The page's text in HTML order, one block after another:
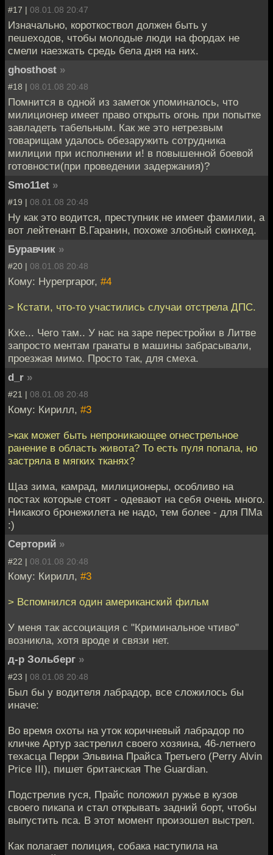
#17 | 08.01.08 20:47
Изначально, короткоствол должен быть у
пешеходов, чтобы молодые люди на фордах не
смели наезжать средь бела дня на них.
ghosthost »
#18 | 08.01.08 20:48
Помнится в одной из заметок упоминалось, что
милиционер имеет право открыть огонь при попытке
завладеть табельным. Как же это нетрезвым
товарищам удалось обезаружить сотрудника
милиции при исполнении и! в повышенной боевой
готовности(при проведении задержания)?
Smo11et »
#19 | 08.01.08 20:48
Ну как это водится, преступник не имеет фамилии, а
вот лейтенант В.Гаранин, похоже злобный скинхед.
Буравчик »
#20 | 08.01.08 20:48
Кому: Hyperprapor, #4
> Кстати, что-то участились случаи отстрела ДПС.
Кхе... Чего там.. У нас на заре перестройки в Литве
запросто ментам гранаты в машины забрасывали,
проезжая мимо. Просто так, для смеха.
d_r »
#21 | 08.01.08 20:48
Кому: Кирилл, #3
>как может быть непроникающее огнестрельное
ранение в область живота? То есть пуля попала, но
застряла в мягких тканях?
Щаз зима, камрад, милиционеры, особливо на
постах которые стоят - одевают на себя очень много.
Никакого бронежилета не надо, тем более - для ПМа
:)
Серторий »
#22 | 08.01.08 20:48
Кому: Кирилл, #3
> Вспомнился один американский фильм
У меня так ассоциация с "Криминальное чтиво"
возникла, хотя вроде и связи нет.
д-р Зольберг »
#23 | 08.01.08 20:48
Был бы у водителя лабрадор, все сложилось бы
иначе:
Во время охоты на уток коричневый лабрадор по
кличке Артур застрелил своего хозяина, 46-летнего
техасца Перри Эльвина Прайса Третьего (Perry Alvin
Price III), пишет британская The Guardian.
Подстрелив гуся, Прайс положил ружье в кузов
своего пикапа и стал открывать задний борт, чтобы
выпустить пса. В этот момент произошел выстрел.
Как полагает полиция, собака наступила на